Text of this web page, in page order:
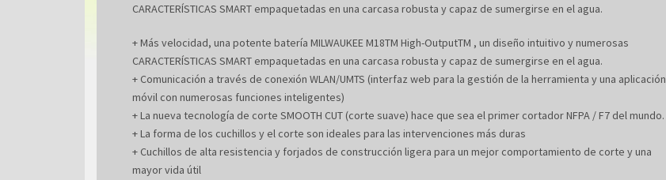
CARACTERÍSTICAS SMART empaquetadas en una carcasa robusta y capaz de sumergirse en el agua.
+ Más velocidad, una potente batería MILWAUKEE M18TM High-OutputTM , un diseño intuitivo y numerosas
CARACTERÍSTICAS SMART empaquetadas en una carcasa robusta y capaz de sumergirse en el agua.
+ Comunicación a través de conexión WLAN/UMTS (interfaz web para la gestión de la herramienta y una aplicación
móvil con numerosas funciones inteligentes)
+ La nueva tecnología de corte SMOOTH CUT (corte suave) hace que sea el primer cortador NFPA / F7 del mundo.
+ La forma de los cuchillos y el corte son ideales para las intervenciones más duras
+ Cuchillos de alta resistencia y forjados de construcción ligera para un mejor comportamiento de corte y una
mayor vida útil